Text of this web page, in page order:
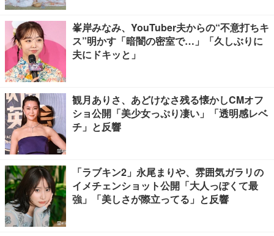
峯岸みなみ、YouTuber夫からの“不意打ちキ
ス”明かす「暗闇の密室で…」「久しぶりに
夫にドキッと」
観月ありさ、あどけなさ残る懐かしCMオフ
ショ公開「美少女っぷり凄い」「透明感レベ
チ」と反響
「ラブキン2」永尾まりや、雰囲気ガラリの
イメチェンショット公開「大人っぽくて最
強」「美しさが際立ってる」と反響